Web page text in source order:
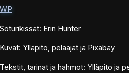
WP
Soturikissat: Erin Hunter
Kuvat: Ylläpito, pelaajat ja Pixabay
Tekstit, tarinat ja hahmot: Ylläpito ja